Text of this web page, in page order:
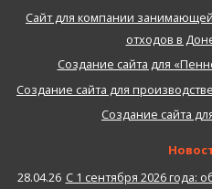
Сайт для компании
отходов в
Создание сайта для
Создание сайта для
Создание сайта
28.04.26 С 1 сентября 2026 года: